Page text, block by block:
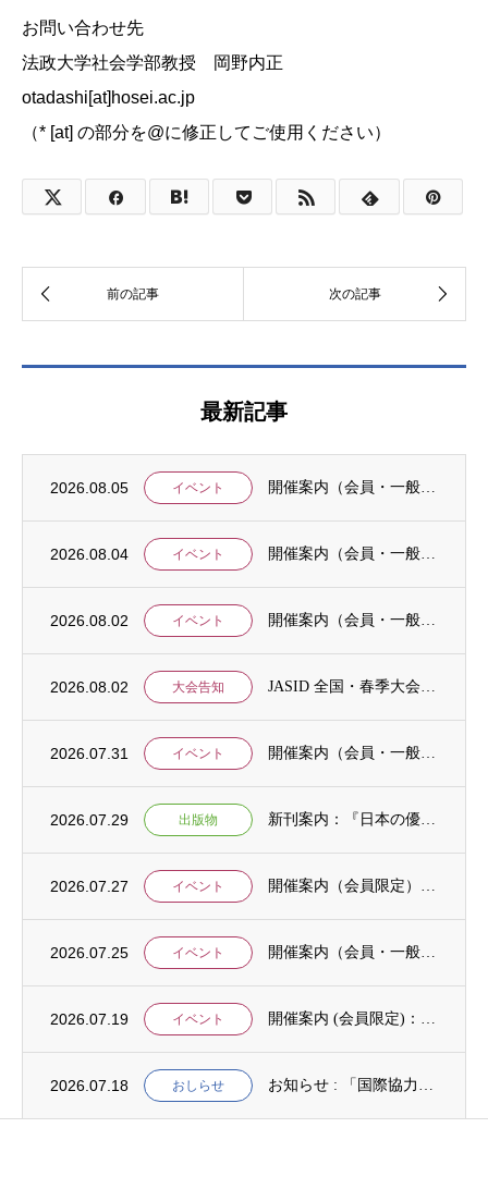
お問い合わせ先
法政大学社会学部教授 岡野内正
otadashi[at]hosei.ac.jp
（* [at] の部分を@に修正してご使用ください）
最新記事
2026.08.05 イベント
2026.08.04 イベント
2026.08.02 イベント
2026.08.02 大会告知
2026.07.31 イベント
2026.07.29 出版物
2026.07.27 イベント
2026.07.25 イベント
2026.07.19 イベント
2026.07.18 おしらせ